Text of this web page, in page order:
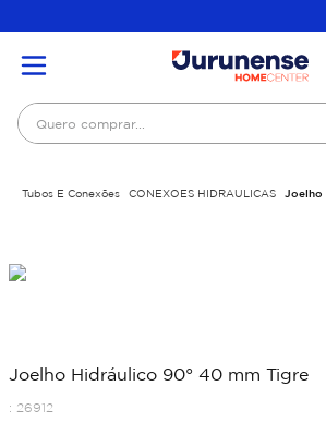
Quero comprar...
Tubos E Conexões CONEXOES HIDRAULICAS Joelho
Joelho Hidráulico 90° 40 mm Tigre
: 26912